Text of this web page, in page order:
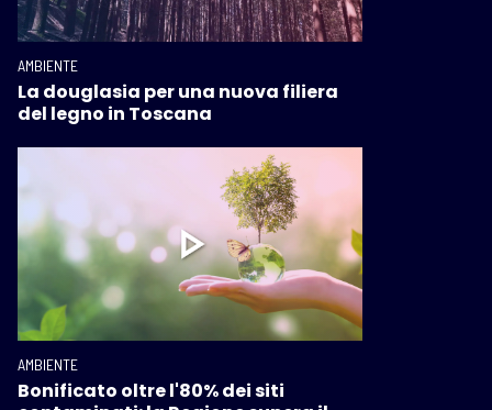
AMBIENTE
La douglasia per una nuova filiera
del legno in Toscana
AMBIENTE
Bonificato oltre l'80% dei siti